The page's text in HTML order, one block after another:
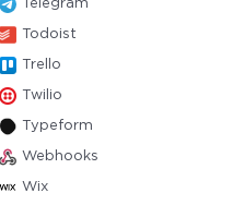
Telegram
Todoist
Trello
Twilio
Typeform
Webhooks
Wix